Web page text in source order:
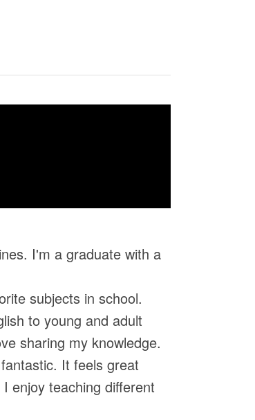
I'm a graduate with a
subjects in school.
to young and adult
sharing my knowledge.
It feels great
enjoy teaching different